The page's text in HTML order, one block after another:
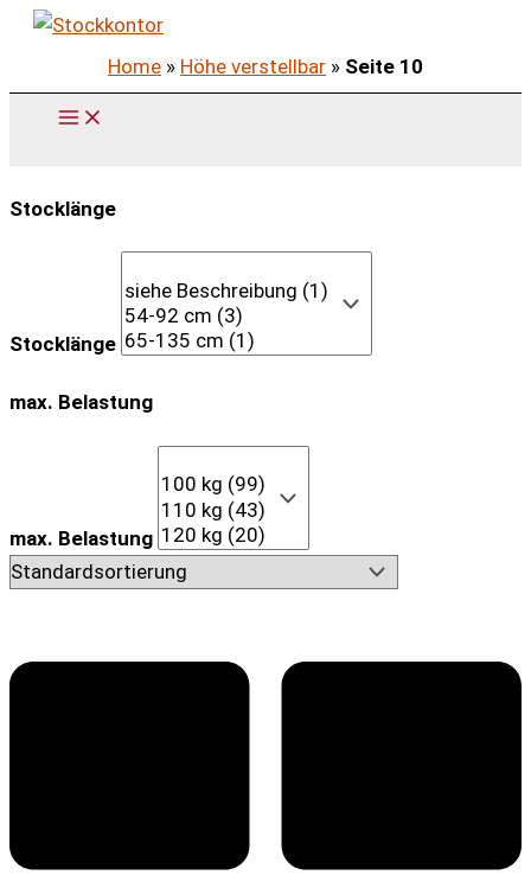
Zum
springen
Home » Höhe verstellbar » Seite 10
Stocklänge
Stocklänge
max. Belastung
max. Belastung